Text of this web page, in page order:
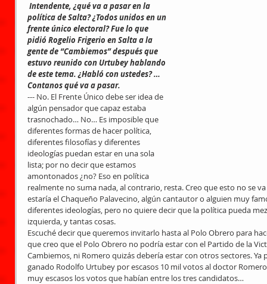
Intendente, ¿qué va a pasar en la
política de Salta? ¿Todos unidos en un
frente único electoral? Fue lo que
pidió Rogelio Frigerio en Salta a la
gente de “Cambiemos” después que
estuvo reunido con Urtubey hablando
de este tema. ¿Habló con ustedes? …
Contanos qué va a pasar.
--- No. El Frente Único debe ser idea de
algún pensador que capaz estaba
trasnochado… No… Es imposible que
diferentes formas de hacer política,
diferentes filosofías y diferentes
ideologías puedan estar en una sola
lista; por no decir que estamos
amontonados ¿no? Eso en política
realmente no suma nada, al contrario, resta. Creo que esto no se
estaría el Chaqueño Palavecino, algún cantautor o alguien muy
diferentes ideologías, pero no quiere decir que la política pueda
izquierda, y tantas cosas.
Escuché decir que queremos invitarlo hasta al Polo Obrero para
que creo que el Polo Obrero no podría estar con el Partido de la
Cambiemos, ni Romero quizás debería estar con otros sectores.
ganado Rodolfo Urtubey por escasos 10 mil votos al doctor
muy escasos los votos que habían entre los tres candidatos…